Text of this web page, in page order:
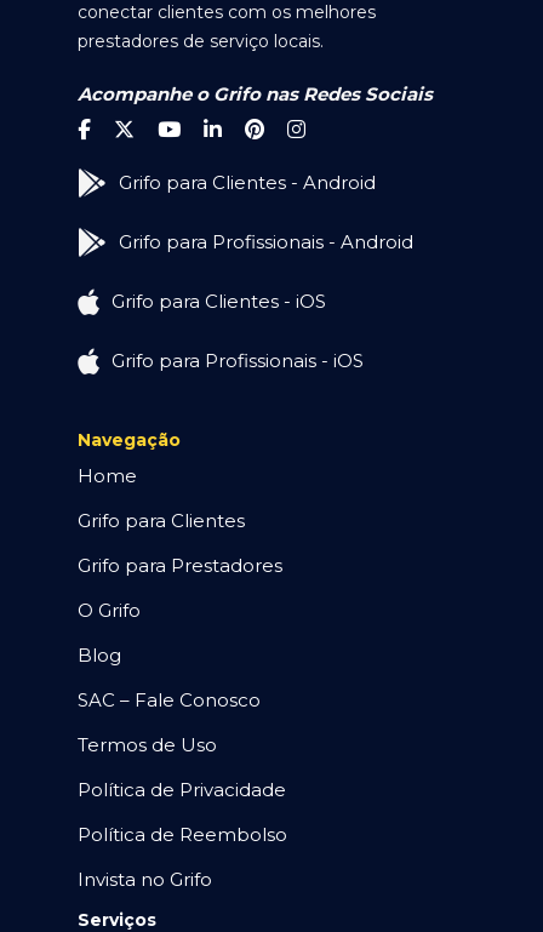
conectar clientes com os melhores
prestadores de serviço locais.
Acompanhe o Grifo nas Redes Sociais
Grifo para Clientes - Android
Grifo para Profissionais - Android
Grifo para Clientes - iOS
Grifo para Profissionais - iOS
Navegação
Home
Grifo para Clientes
Grifo para Prestadores
O Grifo
Blog
SAC – Fale Conosco
Termos de Uso
Política de Privacidade
Política de Reembolso
Invista no Grifo
Serviços